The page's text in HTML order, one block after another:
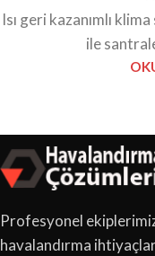
Isı geri kazanımlı
ile
Profesyonel
havalandırma